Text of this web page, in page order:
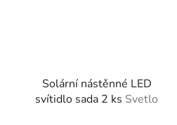
Solární nástěnné LED
svítidlo sada 2 ks Svetlo